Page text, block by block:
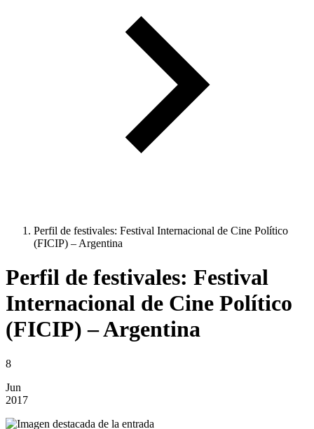
Perfil de festivales: Festival Internacional de Cine Político
(FICIP) – Argentina
Perfil de festivales: Festival
Internacional de Cine Político
(FICIP) – Argentina
8
Jun
2017